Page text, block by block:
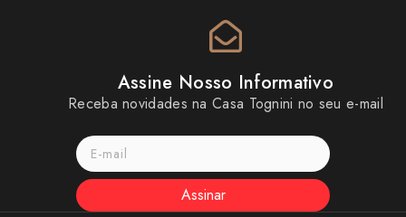
Assine Nosso Informativo
Receba novidades na Casa Tognini no seu e-mail
Assinar